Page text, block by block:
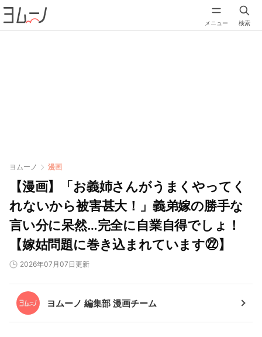
メニュー 検索
ヨムーノ 漫画
【漫画】「お義姉さんがうまくやってく
れないから被害甚大！」義弟嫁の勝手な
言い分に呆然…完全に自業自得でしょ！
【嫁姑問題に巻き込まれています㉒】
2026年07月07日更新
ヨムーノ 編集部 漫画チーム